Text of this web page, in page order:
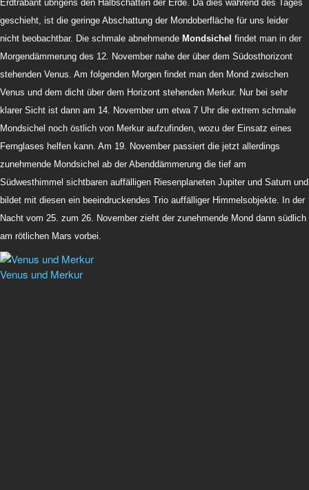
Erdtrabant übrigens den Halbschatten der Erde. Da dies während des Tages
geschieht, ist die geringe Abschattung der Mondoberfläche für uns leider
nicht beobachtbar. Die schmale abnehmende Mondsichel findet man in der
Morgendämmerung des 12. November nahe der über dem Südosthorizont
stehenden Venus. Am folgenden Morgen findet man den Mond zwischen
Venus und dem dicht über dem Horizont stehenden Merkur. Nur bei sehr
klarer Sicht ist dann am 14. November um etwa 7 Uhr die extrem schmale
Mondsichel noch östlich von Merkur aufzufinden, wozu der Einsatz eines
Fernglases helfen kann. Am 19. November passiert die jetzt allerdings
zunehmende Mondsichel ab der Abenddämmerung die tief am
Südwesthimmel sichtbaren auffälligen Riesenplaneten Jupiter und Saturn und
bildet mit diesen ein beeindruckendes Trio auffälliger Himmelsobjekte. In der
Nacht vom 25. zum 26. November zieht der zunehmende Mond dann südlich
am rötlichen Mars vorbei.
Venus und Merkur